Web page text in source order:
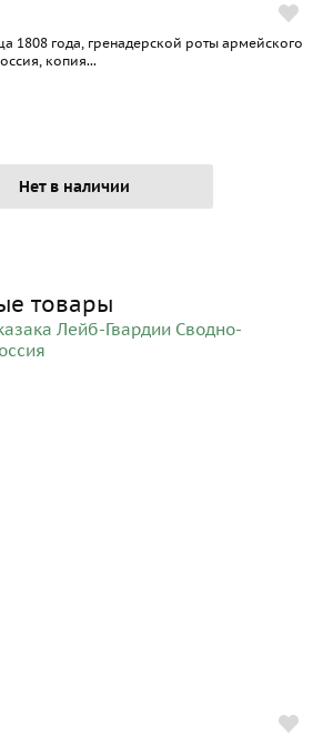
1808 года, гренадерской роты армейского
копия...
Нет в наличии
товары